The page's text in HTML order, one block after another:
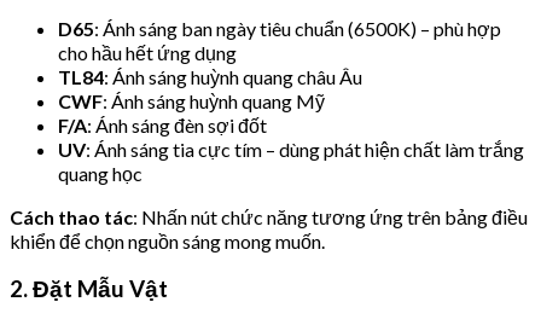
D65: Ánh sáng ban ngày tiêu chuẩn (6500K) – phù hợp
cho hầu hết ứng dụng
TL84: Ánh sáng huỳnh quang châu Âu
CWF: Ánh sáng huỳnh quang Mỹ
F/A: Ánh sáng đèn sợi đốt
UV: Ánh sáng tia cực tím – dùng phát hiện chất làm trắng
quang học
Cách thao tác: Nhấn nút chức năng tương ứng trên bảng điều
khiển để chọn nguồn sáng mong muốn.
2. Đặt Mẫu Vật